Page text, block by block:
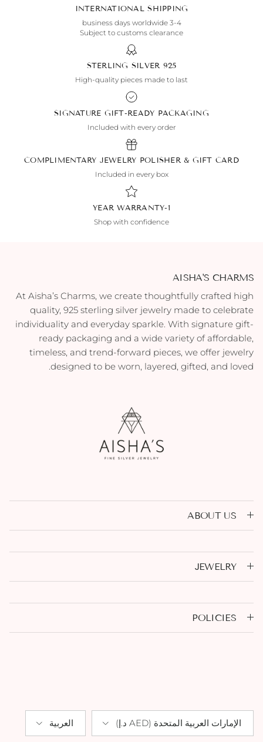
INTERNATIONAL SHIPPING
3-4 business days worldwide
Subject to customs clearance
925 STERLING SILVER
High-quality pieces made to last
SIGNATURE GIFT-READY PACKAGING
Included with every order
COMPLIMENTARY JEWELRY POLISHER & GIFT CARD
Included in every box
1-YEAR WARRANTY
Shop with confidence
AISHA'S CHARMS
At Aisha’s Charms, we create thoughtfully crafted high
quality, 925 sterling silver jewelry made to celebrate
individuality and everyday sparkle. With signature gift-
ready packaging and a wide variety of affordable,
timeless, and trend-forward pieces, we offer jewelry
designed to be worn, layered, gifted, and loved.
ABOUT US
JEWELRY
POLICIES
Country/Region
الإمارات العربية المتحدة (AED د.إ)
Language
العربية